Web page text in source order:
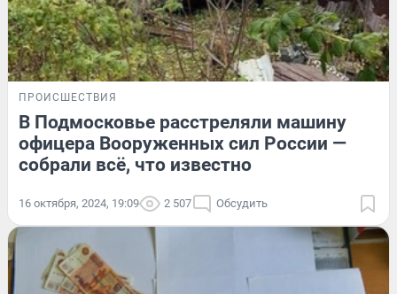
ПРОИСШЕСТВИЯ
В Подмосковье расстреляли машину
офицера Вооруженных сил России —
собрали всё, что известно
16 октября, 2024, 19:09 2 507 Обсудить